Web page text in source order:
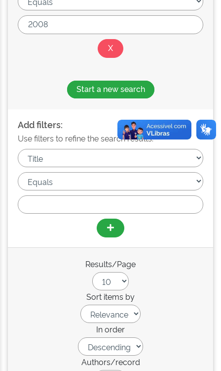
Start a new search
Add filters:
Use filters to refine the search results.
Results/Page
Sort items by
In order
Authors/record